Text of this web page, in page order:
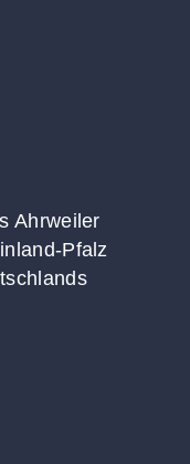
Ahrweiler
Pfalz